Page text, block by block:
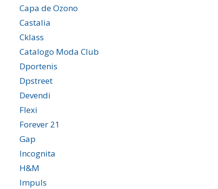
Capa de Ozono
Castalia
Cklass
Catalogo Moda Club
Dportenis
Dpstreet
Devendi
Flexi
Forever 21
Gap
Incognita
H&M
Impuls